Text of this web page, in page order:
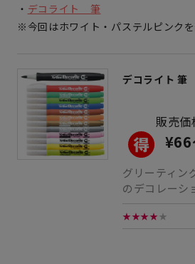
・ デコライト 筆
※今回はホワイト・パステルピンク
デコライト 筆
販売
¥66
グリーティン
のデコレーシ
★★★★★